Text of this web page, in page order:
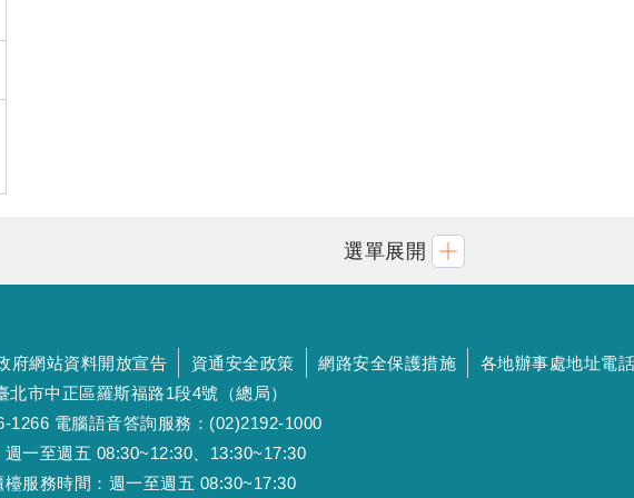
選單展開
府網站資料開放宣告 資通安全政策 網路安全保護措施
各地辦事處地址電話
北市中正區羅斯福路1段4號（總局）
1266 電腦語音答詢服務：(02)2192-1000
一至週五 08:30~12:30、13:30~17:30
服務時間：週一至週五 08:30~17:30